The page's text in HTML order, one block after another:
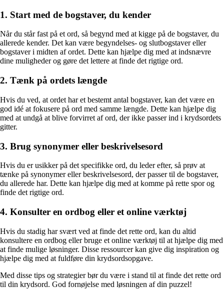
1. Start med de bogstaver, du kender
Når du står fast på et ord, så begynd med at kigge på de bogstaver, du
allerede kender. Det kan være begyndelses- og slutbogstaver eller
bogstaver i midten af ordet. Dette kan hjælpe dig med at indsnævre
dine muligheder og gøre det lettere at finde det rigtige ord.
2. Tænk på ordets længde
Hvis du ved, at ordet har et bestemt antal bogstaver, kan det være en
god idé at fokusere på ord med samme længde. Dette kan hjælpe dig
med at undgå at blive forvirret af ord, der ikke passer ind i krydsordets
gitter.
3. Brug synonymer eller beskrivelsesord
Hvis du er usikker på det specifikke ord, du leder efter, så prøv at
tænke på synonymer eller beskrivelsesord, der passer til de bogstaver,
du allerede har. Dette kan hjælpe dig med at komme på rette spor og
finde det rigtige ord.
4. Konsulter en ordbog eller et online værktøj
Hvis du stadig har svært ved at finde det rette ord, kan du altid
konsultere en ordbog eller bruge et online værktøj til at hjælpe dig med
at finde mulige løsninger. Disse ressourcer kan give dig inspiration og
hjælpe dig med at fuldføre din krydsordsopgave.
Med disse tips og strategier bør du være i stand til at finde det rette ord
til din krydsord. God fornøjelse med løsningen af din puzzel!